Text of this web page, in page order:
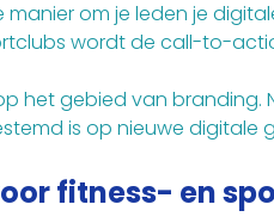
manier om je leden je
wordt de call-to-
het gebied van branding.
is op nieuwe digitale
fitness- en